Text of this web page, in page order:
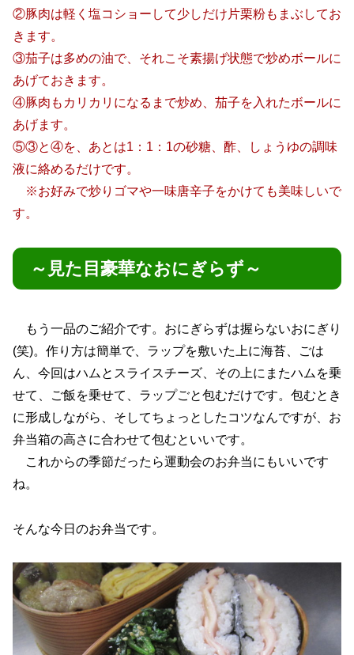
②豚肉は軽く塩コショーして少しだけ片栗粉もまぶしてお
きます。
③茄子は多めの油で、それこそ素揚げ状態で炒めボールに
あげておきます。
④豚肉もカリカリになるまで炒め、茄子を入れたボールに
あげます。
⑤③と④を、あとは1：1：1の砂糖、酢、しょうゆの調味
液に絡めるだけです。
※お好みで炒りゴマや一味唐辛子をかけても美味しいで
す。
～見た目豪華なおにぎらず～
もう一品のご紹介です。おにぎらずは握らないおにぎり
(笑)。作り方は簡単で、ラップを敷いた上に海苔、ごは
ん、今回はハムとスライスチーズ、その上にまたハムを乗
せて、ご飯を乗せて、ラップごと包むだけです。包むとき
に形成しながら、そしてちょっとしたコツなんですが、お
弁当箱の高さに合わせて包むといいです。
これからの季節だったら運動会のお弁当にもいいです
ね。
そんな今日のお弁当です。